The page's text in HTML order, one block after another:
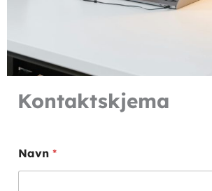
Kontaktskjema
e
d
Navn *